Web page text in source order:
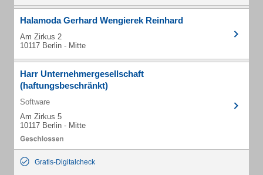
Halamoda Gerhard Wengierek Reinhard
Am Zirkus 2
10117 Berlin - Mitte
Harr Unternehmergesellschaft
(haftungsbeschränkt)
Software
Am Zirkus 5
10117 Berlin - Mitte
Gratis-Digitalcheck